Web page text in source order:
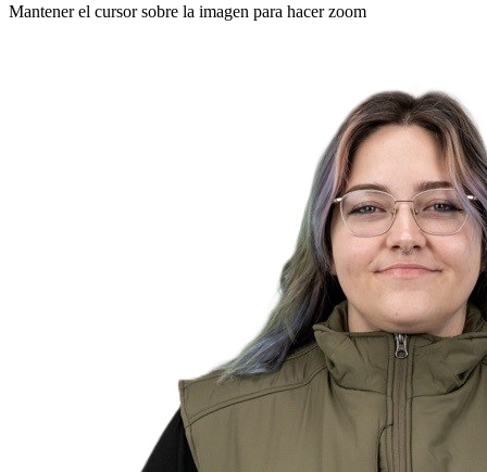
Mantener el cursor sobre la imagen para hacer zoom